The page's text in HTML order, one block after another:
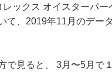
レックス オイスターパー
て、2019年11月のデー
で見ると、 3月〜5月で